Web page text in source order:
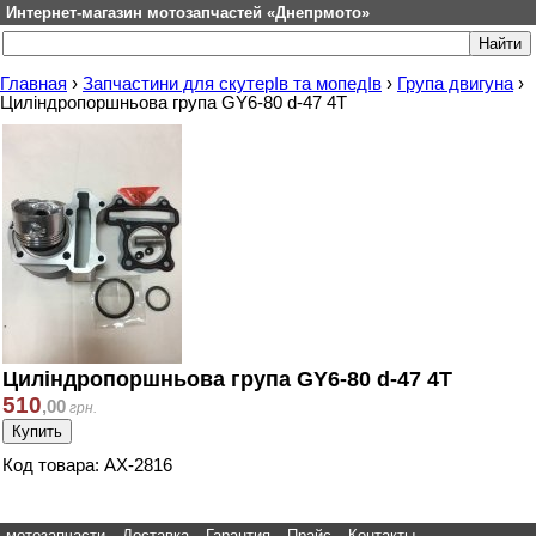
Интернет-магазин мотозапчастей «Днепрмото»
Главная › Запчастини для скутерІв та мопедІв › Група двигуна ›
Циліндропоршньова група GY6-80 d-47 4T
Циліндропоршньова група GY6-80 d-47 4T
510,00 грн.
Код товара: AX-2816